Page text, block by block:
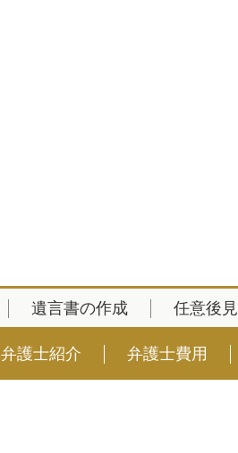
遺言書の作成 任意後見
弁護士紹介 弁護士費用